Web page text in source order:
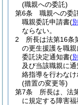
(職親への委託)
第6条
職親への委
職親委託申請書(
ならない。
2
所長は法第16条
の更生援護を職
委託決定通知書(
及び当該職親に
絡指導を行わなけ
(措置の変更等)
第7条
所長は、法
に規定する障害